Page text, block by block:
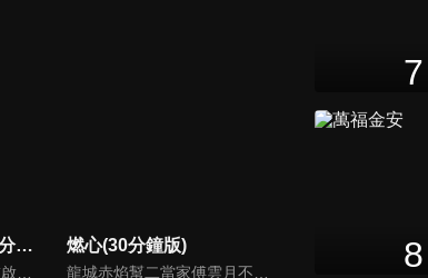
無法抗拒的男友們(30分鐘版)
職場女強人意外失憶後重啟人生，一覺醒來，竟與公司老闆、部門總監、實習生三人同時「戀愛」。通過這甜蜜浪漫、驚險刺激又難以抉擇的感情生活後，最終發現愛情真正的意義。
燃心(30分鐘版)
龍城赤焰幫二當家傅雲月不顧哥哥傅雲崢的阻攔，偽裝身分接近沈家少爺沈西澤，為母報仇刺殺沈家老爺沈文德時，竟發現其中隱藏著更深的秘密。
7
8